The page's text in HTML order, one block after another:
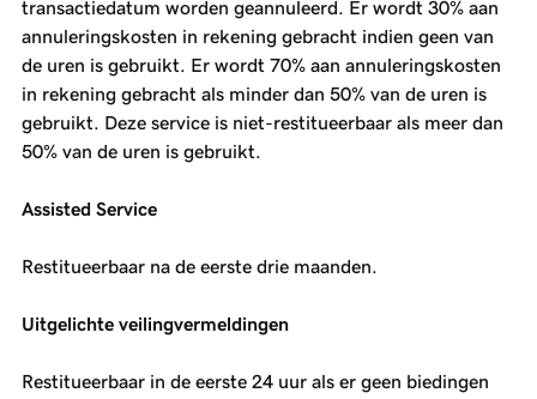
transactiedatum worden geannuleerd. Er wordt 30% aan
annuleringskosten in rekening gebracht indien geen van
de uren is gebruikt. Er wordt 70% aan annuleringskosten
in rekening gebracht als minder dan 50% van de uren is
gebruikt. Deze service is niet-restitueerbaar als meer dan
50% van de uren is gebruikt.
Assisted Service
Restitueerbaar na de eerste drie maanden.
Uitgelichte veilingvermeldingen
Restitueerbaar in de eerste 24 uur als er geen biedingen